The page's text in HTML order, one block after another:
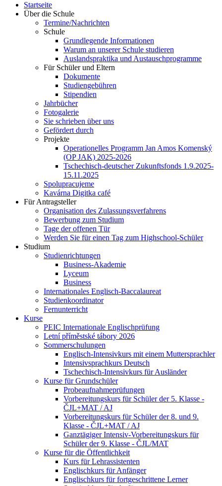
Startseite
Über die Schule
Termine/Nachrichten
Schule
Grundlegende Informationen
Warum an unserer Schule studieren
Auslandspraktika und Austauschprogramme
Für Schüler und Eltern
Dokumente
Studiengebühren
Stipendien
Jahrbücher
Fotogalerie
Sie schrieben über uns
Gefördert durch
Projekte
Operationelles Programm Jan Amos Komenský
(OP JAK) 2025-2026
Tschechisch-deutscher Zukunftsfonds 1.9.2025-
15.11.2025
Spolupracujeme
Kavárna Digitka café
Für Antragsteller
Organisation des Zulassungsverfahrens
Bewerbung zum Studium
Tage der offenen Tür
Werden Sie für einen Tag zum Highschool-Schüler
Studium
Studienrichtungen
Business-Akademie
Lyceum
Business
Internationales Englisch-Baccalaureat
Studienkoordinator
Fernunterricht
Kurse
PEIC Internationale Englischprüfung
Letní příměstské tábory 2026
Sommerschulungen
Englisch-Intensivkurs mit einem Muttersprachler
Intensivsprachkurs Deutsch
Tschechisch-Intensivkurs für Ausländer
Kurse für Grundschüler
Probeaufnahmeprüfungen
Vorbereitungskurs für Schüler der 5. Klasse -
ČJL+MAT / AJ
Vorbereitungskurs für Schüler der 8. und 9.
Klasse - ČJL+MAT / AJ
Ganztägiger Intensiv-Vorbereitungskurs für
Schüler der 9. Klasse - ČJL/MAT
Kurse für die Öffentlichkeit
Kurs für Lehrassistenten
Englischkurs für Anfänger
Englischkurs für fortgeschrittene Lerner